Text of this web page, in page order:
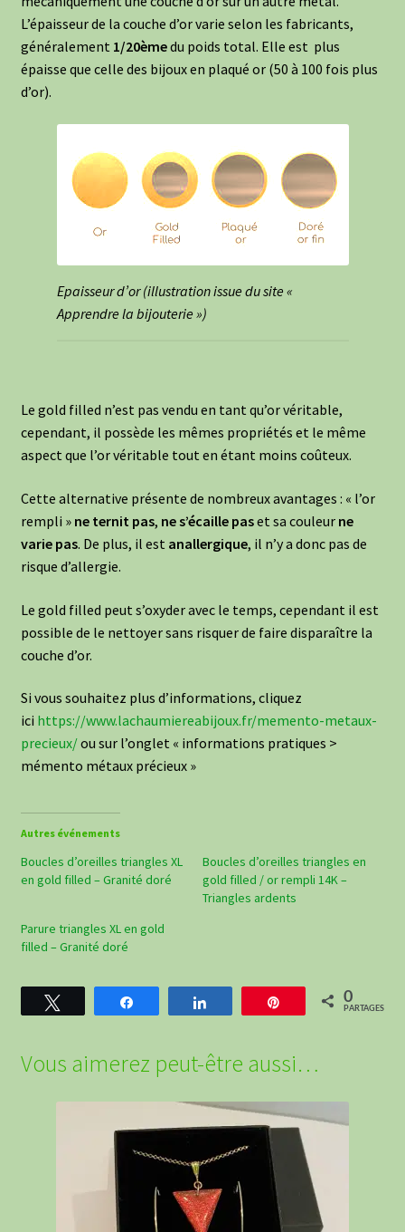
L’épaisseur de la couche d’or varie selon les fabricants,
généralement 1/20èmedu poids total. Elle est plus
épaisse que celle des bijoux en plaqué or (50 à 100 fois plus
d’or).
Epaisseur d’or (illustration issue du site «
Apprendre la bijouterie »)
Le gold filled n’est pas vendu en tant qu’or véritable,
cependant, il possède les mêmes propriétés et le même
aspect que l’or véritable tout en étant moins coûteux.
Cette alternative présente de nombreux avantages : « l’or
rempli » ne ternit pas, ne s’écaille paset sa couleur ne
varie pas. De plus, il est anallergique, il n’y a donc pas de
risque d’allergie.
Le gold filled peut s’oxyder avec le temps, cependant il est
possible de le nettoyer sans risquer de faire disparaître la
couche d’or.
Si vous souhaitez plus d’informations, cliquez
ici https://www.lachaumiereabijoux.fr/memento-metaux-
precieux/ou sur l’onglet « informations pratiques >
mémento métaux précieux »
Autres événements
Boucles d’oreilles triangles XL
en gold filled – Granité doré
Boucles d’oreilles triangles en
gold filled / or rempli 14K –
Triangles ardents
Parure triangles XL en gold
filled – Granité doré
Épingle 0
PARTAGES
Vous aimerez peut-être aussi…